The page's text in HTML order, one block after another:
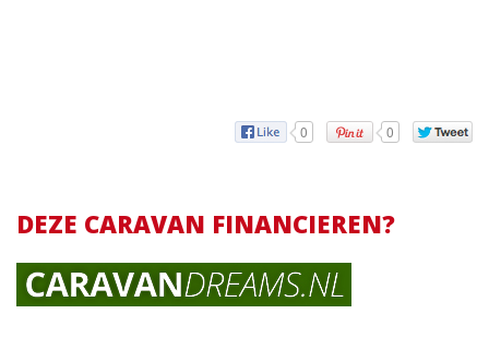
0 0
DEZE CARAVAN FINANCIEREN?